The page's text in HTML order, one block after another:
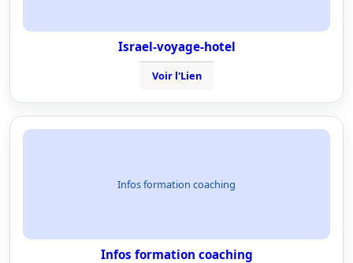
Israel-voyage-hotel
Voir l'Lien
Infos formation coaching
Infos formation coaching